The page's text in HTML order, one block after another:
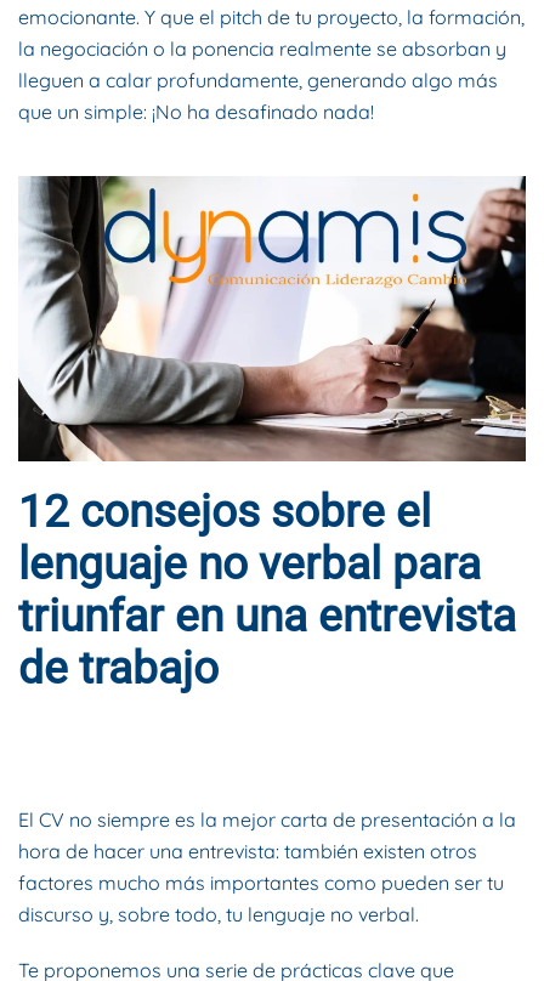
emocionante. Y que el pitch de tu proyecto, la formación,
la negociación o la ponencia realmente se absorban y
lleguen a calar profundamente, generando algo más
que un simple: ¡No ha desafinado nada!
12 consejos sobre el
lenguaje no verbal para
triunfar en una entrevista
de trabajo
El CV no siempre es la mejor carta de presentación a la
hora de hacer una entrevista: también existen otros
factores mucho más importantes como pueden ser tu
discurso y, sobre todo, tu lenguaje no verbal.
Te proponemos una serie de prácticas clave que